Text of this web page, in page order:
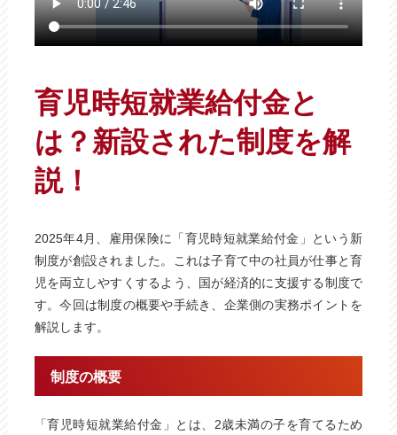
育児時短就業給付金と
は？新設された制度を解
説！
2025年4月、雇用保険に「育児時短就業給付金」という新
制度が創設されました。これは子育て中の社員が仕事と育
児を両立しやすくするよう、国が経済的に支援する制度で
す。今回は制度の概要や手続き、企業側の実務ポイントを
解説します。
制度の概要
「育児時短就業給付金」とは、2歳未満の子を育てるため